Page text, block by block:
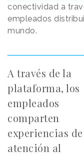
conectividad a
empleados
mundo.
A través de la
plataforma, los
empleados
comparten
experiencias de
atención al